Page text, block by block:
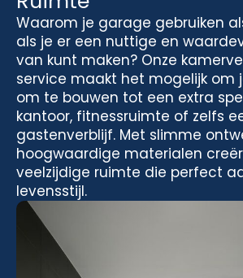
Waarom je garage gebruiken
als je er een nuttige en
van kunt maken? Onze
service maakt het mogelijk om
om te bouwen tot een extra
kantoor, fitnessruimte of zelfs
gastenverblijf. Met slimme
hoogwaardige materialen
veelzijdige ruimte die perfect
levensstijl.